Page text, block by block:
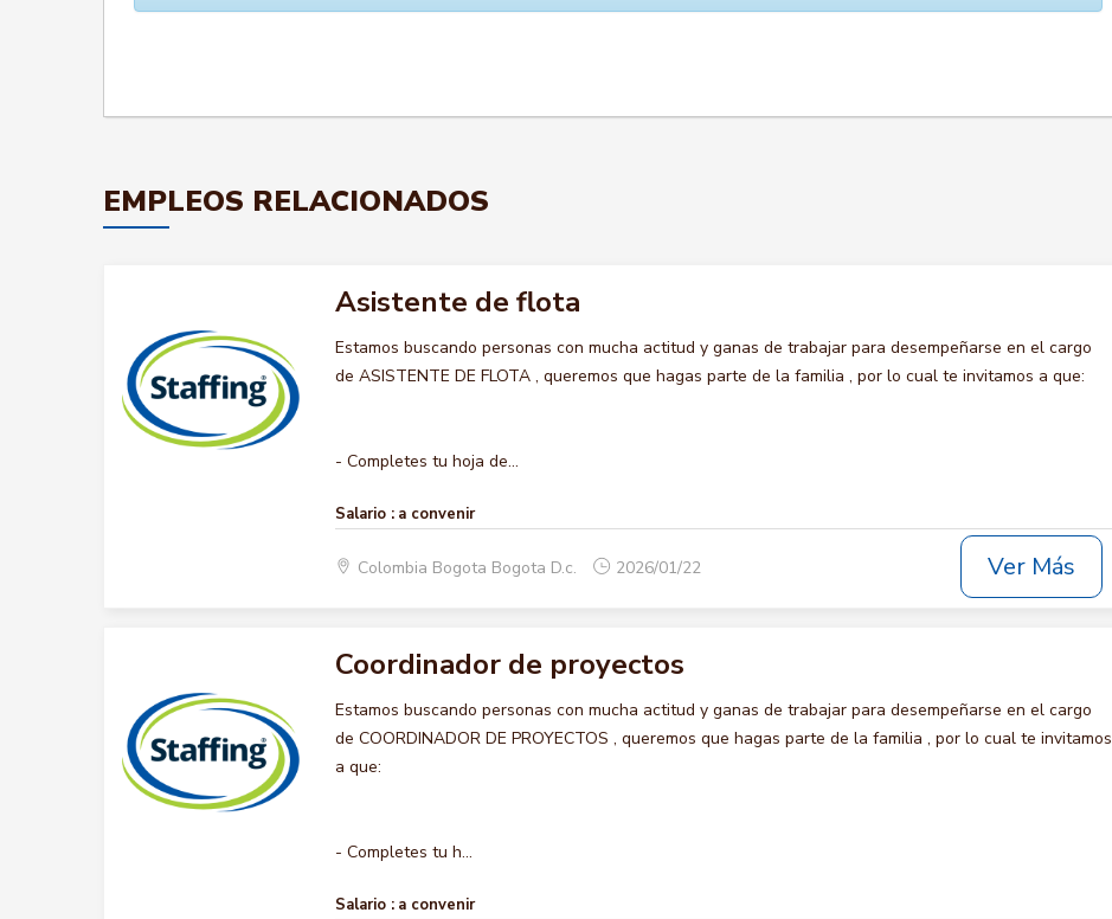
EMPLEOS RELACIONADOS
Asistente de flota
Estamos buscando personas con mucha actitud y ganas de trabajar para desempeñarse en el cargo
de ASISTENTE DE FLOTA , queremos que hagas parte de la familia , por lo cual te invitamos a que:
- Completes tu hoja de...
Salario : a convenir
Colombia Bogota Bogota D.c. 2026/01/22 Ver Más
Coordinador de proyectos
Estamos buscando personas con mucha actitud y ganas de trabajar para desempeñarse en el cargo
de COORDINADOR DE PROYECTOS , queremos que hagas parte de la familia , por lo cual te invitamos
a que:
- Completes tu h...
Salario : a convenir